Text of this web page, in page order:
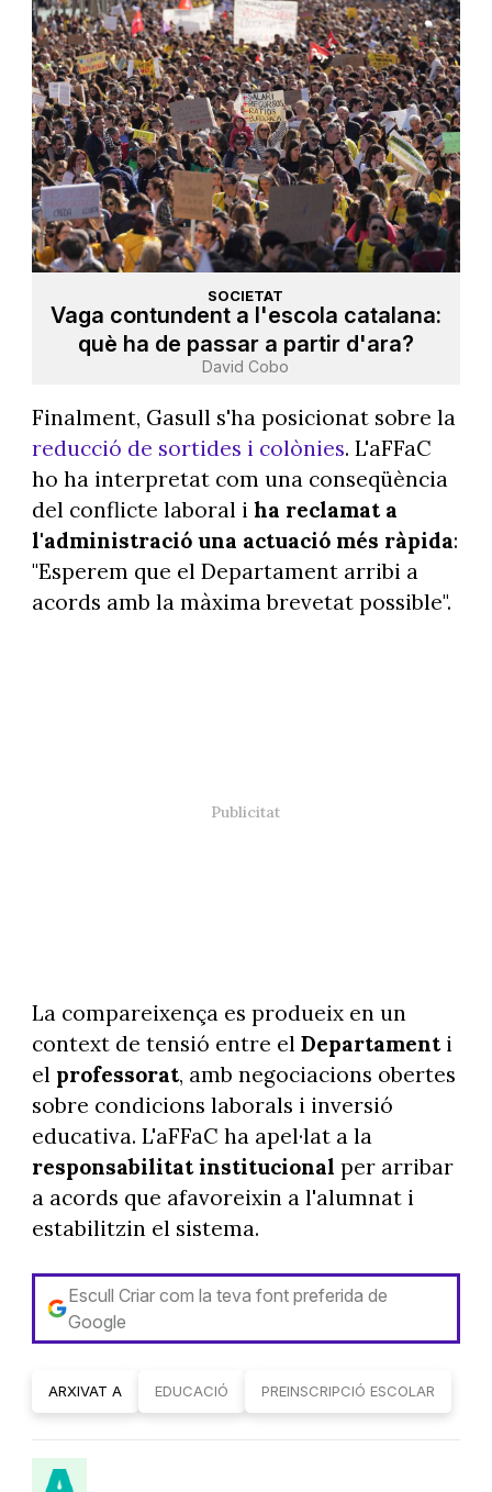
SOCIETAT
Vaga contundent a l'escola catalana:
què ha de passar a partir d'ara?
David Cobo
Finalment, Gasull s'ha posicionat sobre la
reducció de sortides i colònies. L'aFFaC
ho ha interpretat com una conseqüència
del conflicte laboral i ha reclamat a
l'administració una actuació més ràpida:
"Esperem que el Departament arribi a
acords amb la màxima brevetat possible".
La compareixença es produeix en un
context de tensió entre el Departament i
el professorat, amb negociacions obertes
sobre condicions laborals i inversió
educativa. L'aFFaC ha apel·lat a la
responsabilitat institucional per arribar
a acords que afavoreixin a l'alumnat i
estabilitzin el sistema.
Escull Criar com la teva font preferida de
Google
ARXIVAT A EDUCACIÓ PREINSCRIPCIÓ ESCOLAR